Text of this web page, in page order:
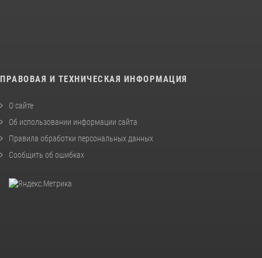
ПРАВОВАЯ И ТЕХНИЧЕСКАЯ ИНФОРМАЦИЯ
О сайте
Об использовании информации сайта
Правила обработки персональных данных
Сообщить об ошибках